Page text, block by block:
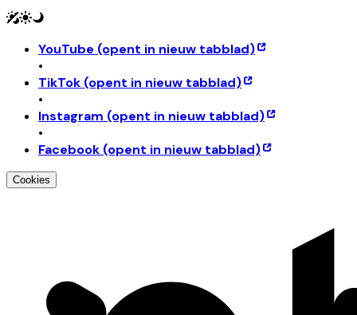
YouTube (opent in nieuw tabblad)
•
TikTok (opent in nieuw tabblad)
•
Instagram (opent in nieuw tabblad)
•
Facebook (opent in nieuw tabblad)
Cookies